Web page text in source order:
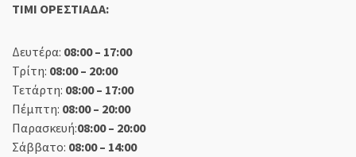
TIMI ΟΡΕΣΤΙΑΔΑ:
Δευτέρα: 08:00 – 17:00
Τρίτη: 08:00 – 20:00
Τετάρτη: 08:00 – 17:00
Πέμπτη: 08:00 – 20:00
Παρασκευή:08:00 – 20:00
Σάββατο: 08:00 – 14:00